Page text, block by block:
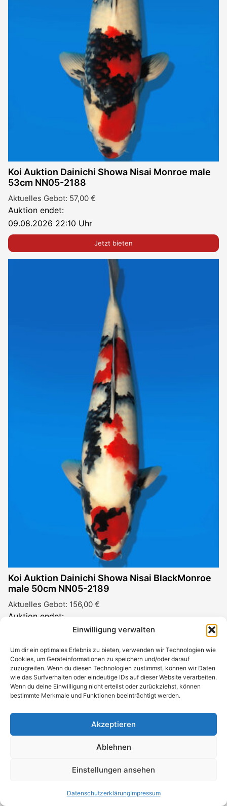
Einwilligung verwalten
Um dir ein optimales Erlebnis zu bieten, verwenden wir Technologien wie
Cookies, um Geräteinformationen zu speichern und/oder darauf
zuzugreifen. Wenn du diesen Technologien zustimmst, können wir Daten
wie das Surfverhalten oder eindeutige IDs auf dieser Website verarbeiten.
Wenn du deine Einwilligung nicht erteilst oder zurückziehst, können
bestimmte Merkmale und Funktionen beeinträchtigt werden.
Akzeptieren
Ablehnen
Einstellungen ansehen
DatenschutzerklärungImpressum
Koi Auktion Dainichi Showa Nisai Monroe male
53cm NN05-2188
Aktuelles Gebot: 57,00 €
Auktion endet:
09.08.2026 22:10 Uhr
Jetzt bieten
Koi Auktion Dainichi Showa Nisai BlackMonroe
male 50cm NN05-2189
Aktuelles Gebot: 156,00 €
Auktion endet:
09.08.2026 22:15 Uhr
Jetzt bieten